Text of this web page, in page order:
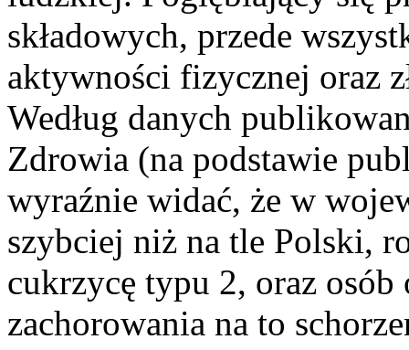
składowych, przede
aktywności fizycznej oraz
Według danych
Zdrowia (na podstawie
wyraźnie widać, że w
szybciej niż na tle Polski,
cukrzycę typu 2, oraz
zachorowania na to